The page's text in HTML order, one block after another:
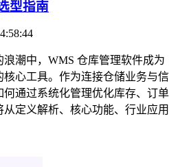
型指南
潮中，WMS 仓库管理软件成为
核心工具。作为连接仓储业务与信
何通过系统化管理优化库存、订单
定义解析、核心功能、行业应用